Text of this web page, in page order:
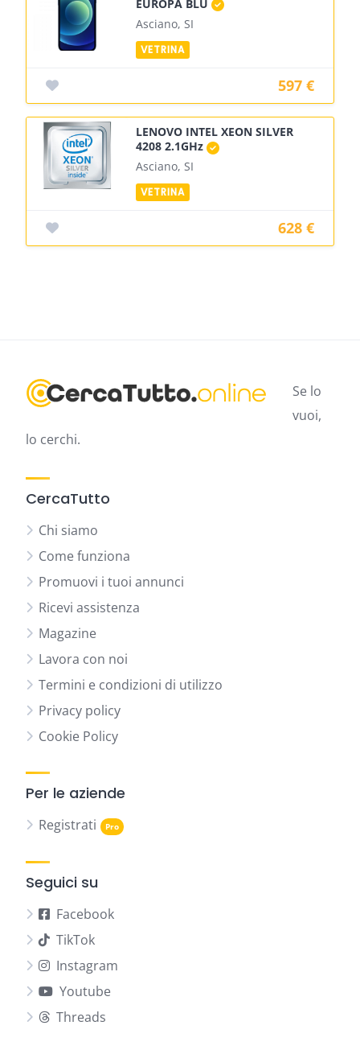
EUROPA BLU
Asciano, SI
597 €
LENOVO INTEL XEON SILVER
4208 2.1GHz
Asciano, SI
628 €
Se lo
vuoi,
lo cerchi.
CercaTutto
Chi siamo
Come funziona
Promuovi i tuoi annunci
Ricevi assistenza
Magazine
Lavora con noi
Termini e condizioni di utilizzo
Privacy policy
Cookie Policy
Per le aziende
Registrati
Seguici su
Facebook
TikTok
Instagram
Youtube
Threads